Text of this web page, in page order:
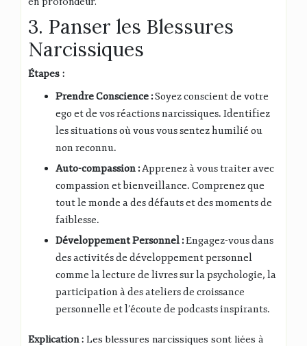
3. Panser les Blessures
Narcissiques
Étapes :
Prendre Conscience :Soyez conscient de votre
ego et de vos réactions narcissiques. Identifiez
les situations où vous vous sentez humilié ou
non reconnu.
Auto-compassion :Apprenez à vous traiter avec
compassion et bienveillance. Comprenez que
tout le monde a des défauts et des moments de
faiblesse.
Développement Personnel :Engagez-vous dans
des activités de développement personnel
comme la lecture de livres sur la psychologie, la
participation à des ateliers de croissance
personnelle et l’écoute de podcasts inspirants.
Explication : Les blessures narcissiques sont liées à